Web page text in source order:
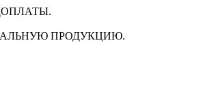
.
ПРОДУКЦИЮ.